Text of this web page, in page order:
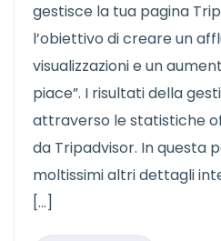
gestisce la tua pagina
l’obiettivo di creare un
visualizzazioni e un
piace”. I risultati della
attraverso le statistiche
da Tripadvisor. In questa
moltissimi altri dettagli
[…]